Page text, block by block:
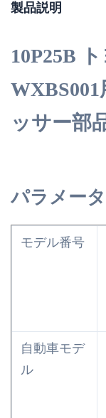
製品説明
10P25B
ッサー部
パラメー
モデル番号
自動車モデ
ル